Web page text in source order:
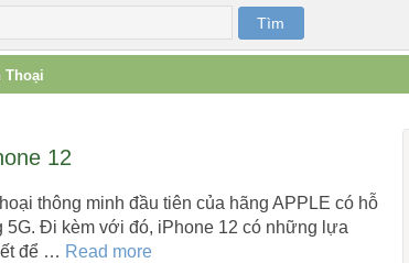
Thoại
12
thông minh đầu tiên của hãng APPLE có hỗ
Đi kèm với đó, iPhone 12 có những lựa
để … Read more